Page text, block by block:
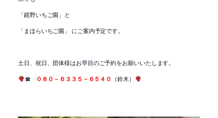
「鏡野いちご園」と
「まほらいちご園」 にご案内予定です。
土日、祝日、団体様はお早目のご予約をお願いいたします。
☎
０８０－６３３５－６５４０ （鈴木）